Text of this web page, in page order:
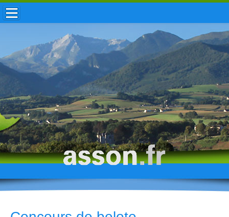
ACCUEIL / INFOS
MUNICIPALITÉ
VIE LOCALE
ENFANCE
TOURISME
HISTOIRE